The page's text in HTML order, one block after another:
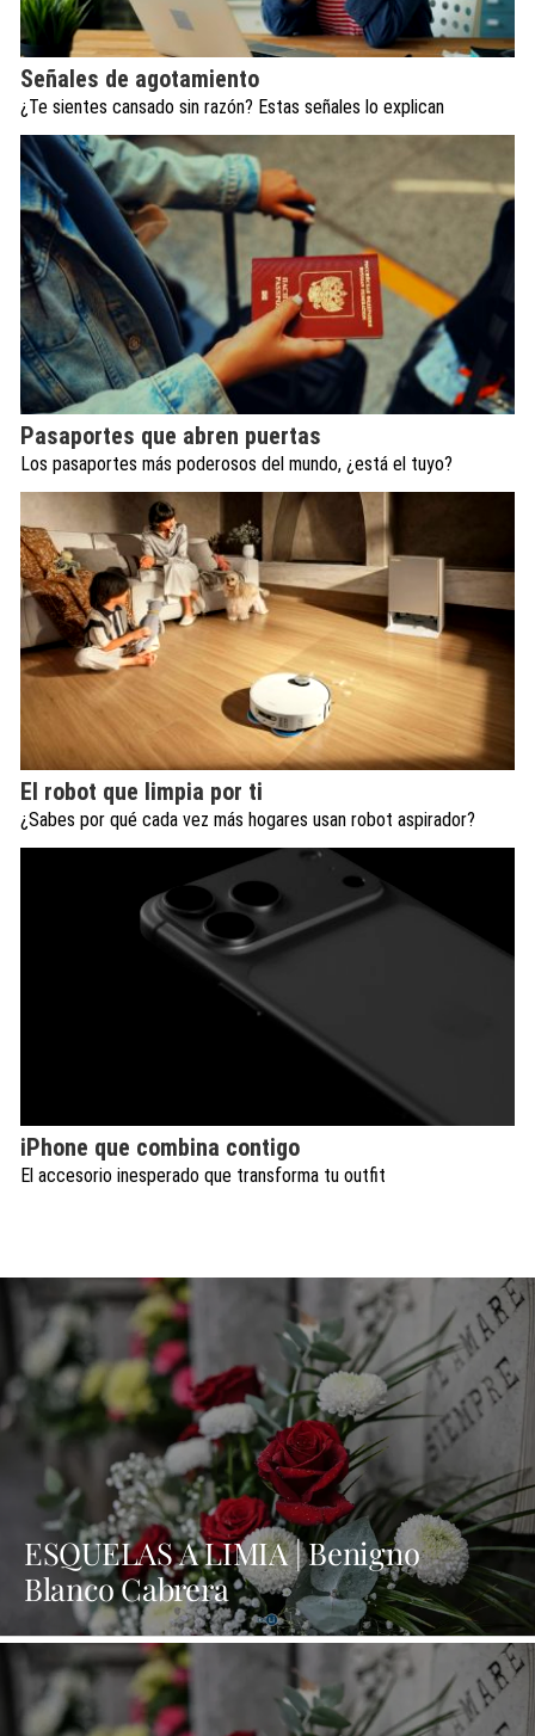
Señales de agotamiento
¿Te sientes cansado sin razón? Estas señales lo explican
Pasaportes que abren puertas
Los pasaportes más poderosos del mundo, ¿está el tuyo?
El robot que limpia por ti
¿Sabes por qué cada vez más hogares usan robot aspirador?
iPhone que combina contigo
El accesorio inesperado que transforma tu outfit
ESQUELAS A LIMIA | Benigno
Blanco Cabrera